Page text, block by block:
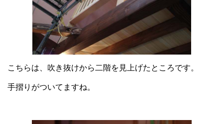
こちらは、吹き抜けから二階を見上げたところです。
手摺りがついてますね。